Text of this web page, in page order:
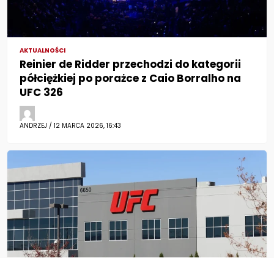
AKTUALNOŚCI
Reinier de Ridder przechodzi do kategorii
półciężkiej po porażce z Caio Borralho na
UFC 326
ANDRZEJ / 12 MARCA 2026, 16:43